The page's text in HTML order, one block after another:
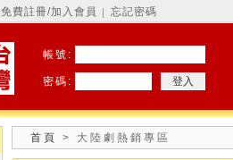
免費註冊/加入會員 忘記密碼
帳號:
密碼:
首頁 > 大陸劇熱銷專區